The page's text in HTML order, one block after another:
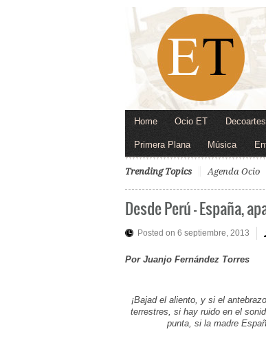
Home Ocio ET Decoartes
Primera Plana Música
Trending Topics Agenda Ocio
Desde Perú – España,
Posted on 6 septiembre, 2013
Por Juanjo Fernández Torres
¡Bajad el aliento, y si el
terrestres, si hay ruido en el
punta, si la madre